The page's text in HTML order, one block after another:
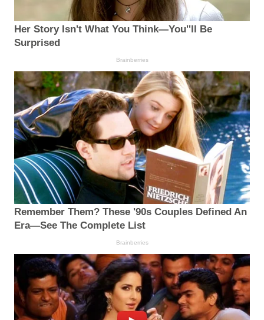
Her Story Isn't What You Think—You''ll Be
Surprised
Brainberries
Remember Them? These '90s Couples Defined An
Era—See The Complete List
Brainberries